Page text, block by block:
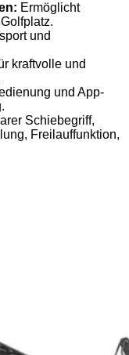
Ermöglicht
und
kraftvolle und
und App-
Schiebegriff,
Freilauffunktion,